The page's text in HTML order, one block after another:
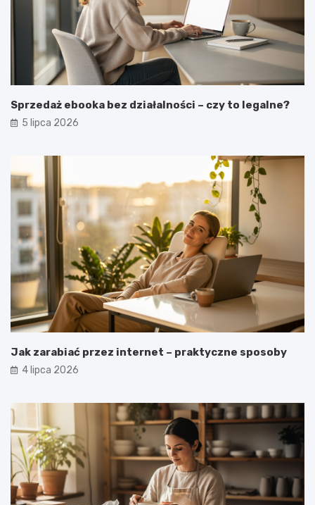
Sprzedaż ebooka bez działalności – czy to legalne?
5 lipca 2026
Jak zarabiać przez internet – praktyczne sposoby
4 lipca 2026